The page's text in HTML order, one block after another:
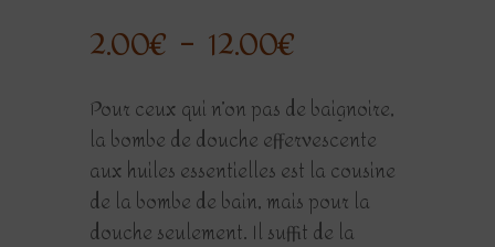
2.00€ – 12.00€Plage
prix :
2.00€
à
12.00€
Pour ceux qui n’on pas de baignoire,
la bombe de douche effervescente
aux huiles essentielles est la cousine
de la bombe de bain, mais pour la
douche seulement. Il suffit de la